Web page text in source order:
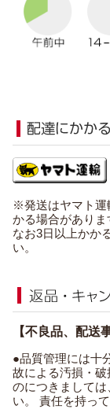
※発送はヤマト運
かる場合がありま
なお3日以上かか
い。
【不良品、配送
●品質管理には十
故による汚損・
のにつきまして
い。 責任を持っ